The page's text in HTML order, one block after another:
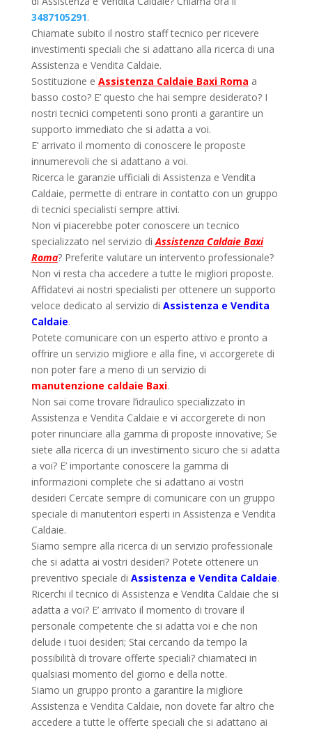
3487105291.
Chiamate subito il nostro staff tecnico per ricevere
investimenti speciali che si adattano alla ricerca di una
Assistenza e Vendita Caldaie.
Sostituzione e Assistenza Caldaie Baxi Roma a
basso costo? E’ questo che hai sempre desiderato? I
nostri tecnici competenti sono pronti a garantire un
supporto immediato che si adatta a voi.
E’ arrivato il momento di conoscere le proposte
innumerevoli che si adattano a voi.
Ricerca le garanzie ufficiali di Assistenza e Vendita
Caldaie, permette di entrare in contatto con un gruppo
di tecnici specialisti sempre attivi.
Non vi piacerebbe poter conoscere un tecnico
specializzato nel servizio diAssistenza Caldaie Baxi
Roma? Preferite valutare un intervento professionale?
Non vi resta cha accedere a tutte le migliori proposte.
Affidatevi ai nostri specialisti per ottenere un supporto
veloce dedicato al servizio di Assistenza e Vendita
Caldaie.
Potete comunicare con un esperto attivo e pronto a
offrire un servizio migliore e alla fine, vi accorgerete di
non poter fare a meno di un servizio di
manutenzione caldaie Baxi.
Non sai come trovare l’idraulico specializzato in
Assistenza e Vendita Caldaie e vi accorgerete di non
poter rinunciare alla gamma di proposte innovative; Se
siete alla ricerca di un investimento sicuro che si adatta
a voi? E’ importante conoscere la gamma di
informazioni complete che si adattano ai vostri
desideri Cercate sempre di comunicare con un gruppo
speciale di manutentori esperti in Assistenza e Vendita
Caldaie.
Siamo sempre alla ricerca di un servizio professionale
che si adatta ai vostri desideri? Potete ottenere un
preventivo speciale di Assistenza e Vendita Caldaie.
Ricerchi il tecnico di Assistenza e Vendita Caldaie che si
adatta a voi? E’ arrivato il momento di trovare il
personale competente che si adatta voi e che non
delude i tuoi desideri; Stai cercando da tempo la
possibilità di trovare offerte speciali? chiamateci in
qualsiasi momento del giorno e della notte.
Siamo un gruppo pronto a garantire la migliore
Assistenza e Vendita Caldaie, non dovete far altro che
accedere a tutte le offerte speciali che si adattano ai